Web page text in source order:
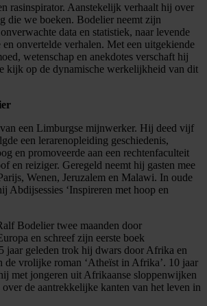
rasinspirator. Aanstekelijk verhaalt hij over
die we boeken. Bodelier neemt zijn
data en statistiek, naar levende
onvertelde verhalen. Met een uitgekiende
wetenschap en anekdotes verschaft hij
kijk op de dynamische werkelijkheid van dit
een Limburgse mijnwerker. Hij deed vijf
een lerarenopleiding geschiedenis,
en promoveerde aan een rechtenfaculteit
en reiziger. Geregeld neemt hij gasten mee
Wenen, Jeruzalem en Malawi. In oude
Abdijsessies ‘Inspireren met hoop en
Bodelier twee maanden door
en schreef zijn eerste boek
jaar geleden trok hij dwars door Afrika en
de vrolijke roman ‘Atheïst in Afrika’. 10 jaar
met jongeren uit Afrikaanse sloppenwijken
de aantrekkelijke kanten van het leven in